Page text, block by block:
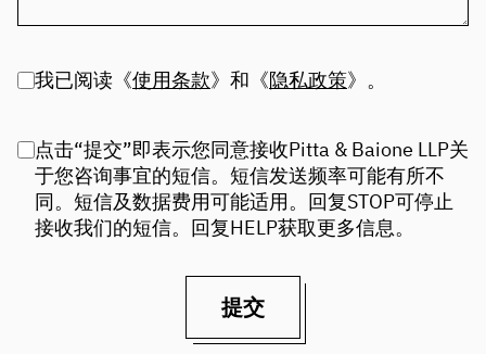
我已阅读《使用条款》和《隐私政策》。
点击“提交”即表示您同意接收Pitta & Baione LLP关
于您咨询事宜的短信。短信发送频率可能有所不
同。短信及数据费用可能适用。回复STOP可停止
接收我们的短信。回复HELP获取更多信息。
提交